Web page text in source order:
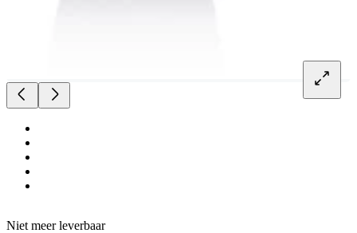
Niet meer leverbaar